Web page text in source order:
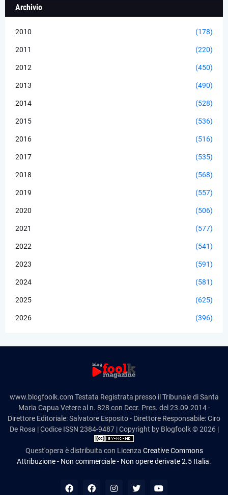
Archivio
2010 (178)
2011 (220)
2012 (450)
2013 (490)
2014 (528)
2015 (536)
2016 (516)
2017 (535)
2018 (568)
2019 (557)
2020 (506)
2021 (577)
2022 (541)
2023 (591)
2024 (581)
2025 (625)
2026 (396)
www.blogfoolk.com Testata Registrata presso il Tribunale di Santa
Maria Capua Vetere al n. 828 con Decr. Pres. del 23.09.2014 -
Direttore Editoriale: Salvatore Esposito - Direttore Responsabile: Ciro
De Rosa | Codice ISSN 2384-9487 | Copyright by Blogfoolk © 2026 |
Quest'opera è distribuita con Licenza Creative Commons
Attribuzione - Non commerciale - Non opere derivate 2.5 Italia.